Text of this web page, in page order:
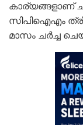
കാര്യങ്ങളാണ്
സിപിഐഎം
മാസം ചര്‍ച്ച